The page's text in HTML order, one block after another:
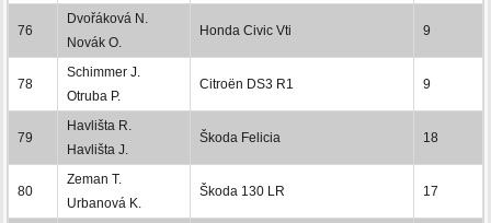
76
Dvořáková N.
Novák O.
Honda Civic Vti 9
78
Schimmer J.
Otruba P.
Citroën DS3 R1 9
79
Havlišta R.
Havlišta J.
Škoda Felicia 18
80
Zeman T.
Urbanová K.
Škoda 130 LR 17